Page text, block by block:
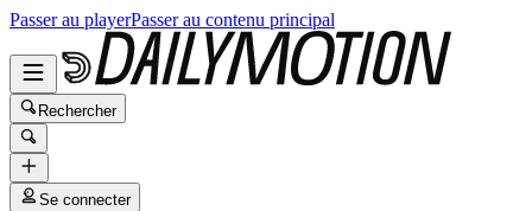
Passer au playerPasser au contenu principal
Rechercher
Se connecter